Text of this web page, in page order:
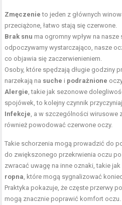
Zmęczenie to jeden z głównych
przeciążone, łatwo stają się czerwone.
Brak snu ma ogromny wpływ na
odpoczywamy wystarczająco, nasze
co objawia się zaczerwienieniem.
Osoby, które spędzają długie godziny
narzekają na suche i podrażnione
Alergie, takie jak sezonowe
spojówek, to kolejny czynnik
Infekcje, a w szczególności wirusowe
również powodować czerwone oczy.
Takie schorzenia mogą prowadzić do
do zwiększonego przekrwienia oczu
zwracać uwagę na inne oznaki, takie jak
ropna, które mogą sygnalizować
Praktyka pokazuje, że częste przerwy
mogą znacznie poprawić komfort oczu.